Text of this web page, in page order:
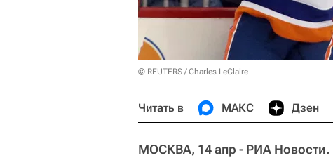
© REUTERS / Charles LeClaire
Читать в МАКС Дзен
МОСКВА, 14 апр - РИА Новости.